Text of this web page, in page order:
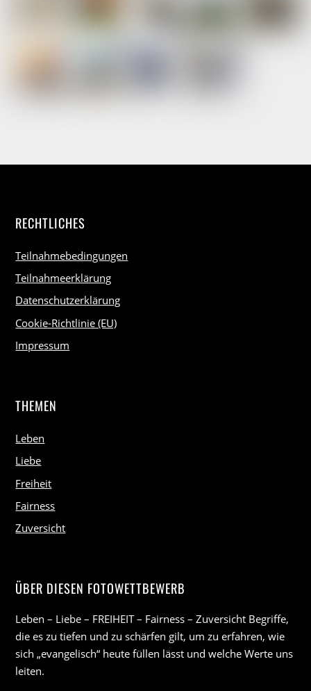
RECHTLICHES
Teilnahmebedingungen
Teilnahmeerklärung
Datenschutzerklärung
Cookie-Richtlinie (EU)
Impressum
THEMEN
Leben
Liebe
Freiheit
Fairness
Zuversicht
ÜBER DIESEN FOTOWETTBEWERB
Leben – Liebe – FREIHEIT – Fairness – Zuversicht Begriffe,
die es zu tiefen und zu schärfen gilt, um zu erfahren, wie
sich „evangelisch“ heute füllen lässt und welche Werte uns
leiten.